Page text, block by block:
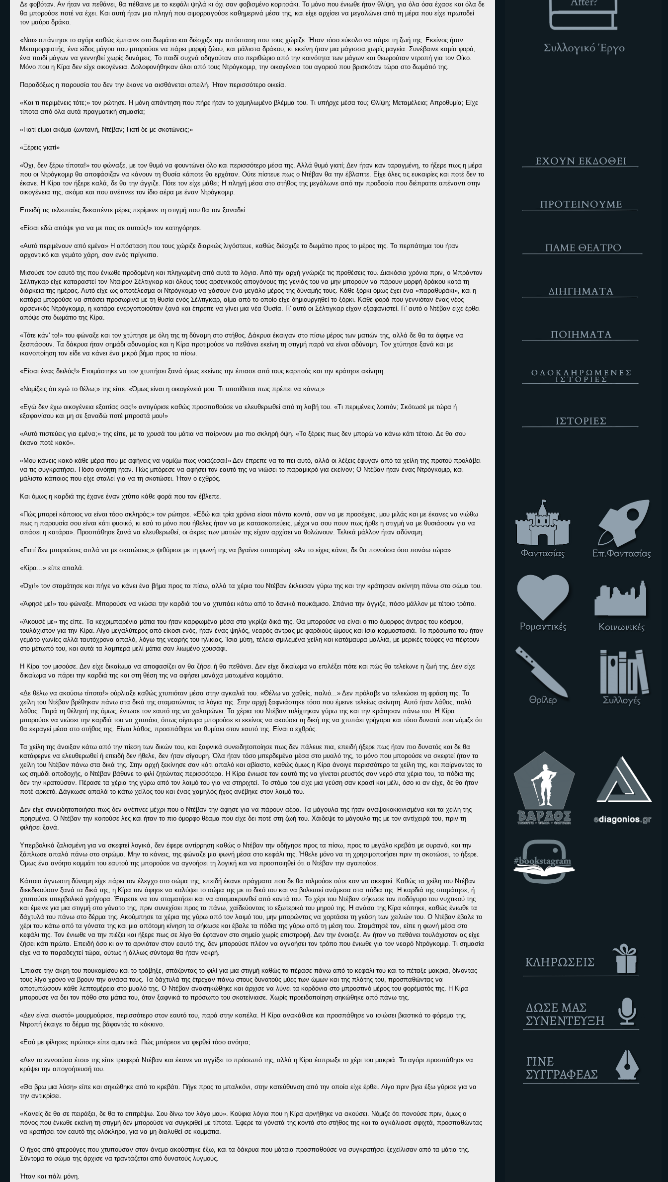
Δε φοβόταν. Αν ήταν να πεθάνει, θα πέθαινε με το κεφάλι ψηλά κι όχι σαν φοβισμένο κοριτσάκι. Το μόνο που ένιωθε ήταν θλίψη, για όλα όσα έχασε και όλα δε
θα μπορούσε ποτέ να έχει. Και αυτή ήταν μια πληγή που αιμορραγούσε καθημερινά μέσα της, και είχε αρχίσει να μεγαλώνει από τη μέρα που είχε πρωτοδεί
τον μαύρο δράκο.
«Ναι» απάντησε το αγόρι καθώς έμπαινε στο δωμάτιο και διέσχιζε την απόσταση που τους χώριζε. Ήταν τόσο εύκολο να πάρει τη ζωή της. Εκείνος ήταν
Μεταμορφιστής, ένα είδος μάγου που μπορούσε να πάρει μορφή ζώου, και μάλιστα δράκου, κι εκείνη ήταν μια μάγισσα χωρίς μαγεία. Συνέβαινε καμία φορά,
ένα παιδί μάγων να γεννηθεί χωρίς δυνάμεις. Το παιδί συχνά οδηγούταν στο περιθώριο από την κοινότητα των μάγων και θεωρούταν ντροπή για τον Οίκο.
Μόνο που η Κίρα δεν είχε οικογένεια. Δολοφονήθηκαν όλοι από τους Ντρόγκομιρ, την οικογένεια του αγοριού που βρισκόταν τώρα στο δωμάτιό της.
Παραδόξως η παρουσία του δεν την έκανε να αισθάνεται απειλή. Ήταν περισσότερο οικεία.
«Και τι περιμένεις τότε;» τον ρώτησε. Η μόνη απάντηση που πήρε ήταν το χαμηλωμένο βλέμμα του. Τι υπήρχε μέσα του; Θλίψη; Μεταμέλεια; Aπροθυμία; Είχε
τίποτα από όλα αυτά πραγματική σημασία;
«Γιατί είμαι ακόμα ζωντανή, Ντέβαν; Γιατί δε με σκοτώνεις;»
«Ξέρεις γιατί»
«Όχι, δεν ξέρω τίποτα!» του φώναξε, με τον θυμό να φουντώνει όλο και περισσότερο μέσα της. Αλλά θυμό γιατί; Δεν ήταν καν ταραγμένη, το ήξερε πως η μέρα
που οι Ντρόγκομιρ θα αποφάσιζαν να κάνουν τη Θυσία κάποτε θα ερχόταν. Ούτε πίστευε πως ο Ντέβαν θα την έβλαπτε. Είχε όλες τις ευκαιρίες και ποτέ δεν το
έκανε. Η Κίρα τον ήξερε καλά, δε θα την άγγιζε. Πότε τον είχε μάθει; Η πληγή μέσα στο στήθος της μεγάλωνε από την προδοσία που διέπραττε απέναντι στην
οικογένεια της, ακόμα και που ανέπνεε τον ίδιο αέρα με έναν Ντρόγκομιρ.
Επειδή τις τελευταίες δεκαπέντε μέρες περίμενε τη στιγμή που θα τον ξαναδεί.
«Είσαι εδώ απόψε για να με πας σε αυτούς!» τον κατηγόρησε.
«Αυτό περιμένουν από εμένα» Η απόσταση που τους χώριζε διαρκώς λιγόστευε, καθώς διέσχιζε το δωμάτιο προς το μέρος της. Το περπάτημα του ήταν
αρχοντικό και γεμάτο χάρη, σαν ενός πρίγκιπα.
Μισούσε τον εαυτό της που ένιωθε προδομένη και πληγωμένη από αυτά τα λόγια. Από την αρχή γνώριζε τις προθέσεις του. Διακόσια χρόνια πριν, ο Μπράντον
Σέλτιγκαρ είχε καταραστεί τον Νταίρον Σέλτιγκαρ και όλους τους αρσενικούς απογόνους της γενιάς του να μην μπορούν να πάρουν μορφή δράκου κατά τη
διάρκεια της ημέρας. Αυτό είχε ως αποτέλεσμα οι Ντρόγκομιρ να χάσουν ένα μεγάλο μέρος της δύναμής τους. Κάθε ξόρκι όμως έχει ένα «παραθυράκι», και η
κατάρα μπορούσε να σπάσει προσωρινά με τη θυσία ενός Σέλτιγκαρ, αίμα από το οποίο είχε δημιουργηθεί το ξόρκι. Κάθε φορά που γεννιόταν ένας νέος
αρσενικός Ντρόγκομιρ, η κατάρα ενεργοποιούταν ξανά και έπρεπε να γίνει μια νέα Θυσία. Γι' αυτό οι Σέλτιγκαρ είχαν εξαφανιστεί. Γι' αυτό ο Ντέβαν είχε έρθει
απόψε στο δωμάτιο της Κίρα.
«Τότε κάν' το!» του φώναξε και τον χτύπησε με όλη της τη δύναμη στο στήθος. Δάκρυα έκαιγαν στο πίσω μέρος των ματιών της, αλλά δε θα τα άφηνε να
ξεσπάσουν. Τα δάκρυα ήταν σημάδι αδυναμίας και η Κίρα προτιμούσε να πεθάνει εκείνη τη στιγμή παρά να είναι αδύναμη. Τον χτύπησε ξανά και με
ικανοποίηση τον είδε να κάνει ένα μικρό βήμα προς τα πίσω.
«Είσαι ένας δειλός!» Ετοιμάστηκε να τον χτυπήσει ξανά όμως εκείνος την έπιασε από τους καρπούς και την κράτησε ακίνητη.
«Νομίζεις ότι εγώ το θέλω;» της είπε. «Όμως είναι η οικογένειά μου. Τι υποτίθεται πως πρέπει να κάνω;»
«Εγώ δεν έχω οικογένεια εξαιτίας σας!» αντιγύρισε καθώς προσπαθούσε να ελευθερωθεί από τη λαβή του. «Τι περιμένεις λοιπόν; Σκότωσέ με τώρα ή
εξαφανίσου και μη σε ξαναδώ ποτέ μπροστά μου!»
«Αυτό πιστεύεις για εμένα;» της είπε, με τα χρυσά του μάτια να παίρνουν μια πιο σκληρή όψη. «Το ξέρεις πως δεν μπορώ να κάνω κάτι τέτοιο. Δε θα σου
έκανα ποτέ κακό».
«Μου κάνεις κακό κάθε μέρα που με αφήνεις να νομίζω πως νοιάζεσαι!» Δεν έπρεπε να το πει αυτό, αλλά οι λέξεις έφυγαν από τα χείλη της προτού προλάβει
να τις συγκρατήσει. Πόσο ανόητη ήταν. Πώς μπόρεσε να αφήσει τον εαυτό της να νιώσει το παραμικρό για εκείνον; Ο Ντέβαν ήταν ένας Ντρόγκομιρ, και
μάλιστα κάποιος που είχε σταλεί για να τη σκοτώσει. Ήταν ο εχθρός.
Και όμως η καρδιά της έχανε έναν χτύπο κάθε φορά που τον έβλεπε.
«Πώς μπορεί κάποιος να είναι τόσο σκληρός;» τον ρώτησε. «Εδώ και τρία χρόνια είσαι πάντα κοντά, σαν να με προσέχεις, μου μιλάς και με έκανες να νιώθω
πως η παρουσία σου είναι κάτι φυσικό, κι εσύ το μόνο που ήθελες ήταν να με κατασκοπεύεις, μέχρι να σου πουν πως ήρθε η στιγμή να με θυσιάσουν για να
σπάσει η κατάρα». Προσπάθησε ξανά να ελευθερωθεί, οι άκρες των ματιών της είχαν αρχίσει να θολώνουν. Τελικά μάλλον ήταν αδύναμη.
«Γιατί δεν μπορούσες απλά να με σκοτώσεις;» ψιθύρισε με τη φωνή της να βγαίνει σπασμένη. «Αν το είχες κάνει, δε θα πονούσα όσο πονάω τώρα»
«Κίρα...» είπε απαλά.
«Όχι!» τον σταμάτησε και πήγε να κάνει ένα βήμα προς τα πίσω, αλλά τα χέρια του Ντέβαν έκλεισαν γύρω της και την κράτησαν ακίνητη πάνω στο σώμα του.
«Άφησέ με!» του φώναξε. Μπορούσε να νιώσει την καρδιά του να χτυπάει κάτω από το δανικό πουκάμισο. Σπάνια την άγγιζε, πόσο μάλλον με τέτοιο τρόπο.
«Άκουσέ με» της είπε. Τα κεχριμπαρένια μάτια του ήταν καρφωμένα μέσα στα γκρίζα δικά της. Θα μπορούσε να είναι ο πιο όμορφος άντρας του κόσμου,
τουλάχιστον για την Κίρα. Λίγο μεγαλύτερος από είκοσι-ενός, ήταν ένας ψηλός, νεαρός άντρας με φαρδιούς ώμους και ίσια κορμοστασιά. Το πρόσωπο του ήταν
γεμάτο γωνίες αλλά ταυτόχρονα απαλό, λόγω της νεαρής του ηλικίας. Ίσια μύτη, τέλεια σμιλεμένα χείλη και κατάμαυρα μαλλιά, με μερικές τούφες να πέφτουν
στο μέτωπό του, και αυτά τα λαμπερά μελί μάτια σαν λιωμένο χρυσάφι.
Η Κίρα τον μισούσε. Δεν είχε δικαίωμα να αποφασίζει αν θα ζήσει ή θα πεθάνει. Δεν είχε δικαίωμα να επιλέξει πότε και πώς θα τελείωνε η ζωή της. Δεν είχε
δικαίωμα να πάρει την καρδιά της και στη θέση της να αφήσει μονάχα ματωμένα κομμάτια.
«Δε θέλω να ακούσω τίποτα!» ούρλιαξε καθώς χτυπιόταν μέσα στην αγκαλιά του. «Θέλω να χαθείς, παλιό...» Δεν πρόλαβε να τελειώσει τη φράση της. Τα
χείλη του Ντέβαν βρέθηκαν πάνω στα δικά της σταματώντας τα λόγια της. Στην αρχή ξαφνιάστηκε τόσο που έμεινε τελείως ακίνητη. Αυτό ήταν λάθος, πολύ
λάθος. Παρά τη θέλησή της όμως, ένιωσε τον εαυτό της να χαλαρώνει. Τα χέρια του Ντέβαν τυλίχτηκαν γύρω της και την κράτησαν πάνω του. Η Κίρα
μπορούσε να νιώσει την καρδιά του να χτυπάει, όπως σίγουρα μπορούσε κι εκείνος να ακούσει τη δική της να χτυπάει γρήγορα και τόσο δυνατά που νόμιζε ότι
θα εκραγεί μέσα στο στήθος της. Είναι λάθος, προσπάθησε να θυμίσει στον εαυτό της. Είναι ο εχθρός.
Τα χείλη της άνοιξαν κάτω από την πίεση των δικών του, και ξαφνικά συνειδητοποίησε πως δεν πάλευε πια, επειδή ήξερε πως ήταν πιο δυνατός και δε θα
κατάφερνε να ελευθερωθεί ή επειδή δεν ήθελε, δεν ήταν σίγουρη. Όλα ήταν τόσο μπερδεμένα μέσα στο μυαλό της, το μόνο που μπορούσε να σκεφτεί ήταν τα
χείλη του Ντέβαν πάνω στα δικά της. Στην αρχή ξεκίνησε σαν κάτι απαλό και αβίαστο, καθώς όμως η Κίρα άνοιγε περισσότερο τα χείλη της, και παίρνοντας το
ως σημάδι αποδοχής, ο Ντέβαν βάθυνε το φιλί ζητώντας περισσότερα. Η Κίρα ένιωσε τον εαυτό της να γίνεται ρευστός σαν νερό στα χέρια του, τα πόδια της
δεν την κρατούσαν. Πέρασε τα χέρια της γύρω από τον λαιμό του για να στηριχτεί. Το στόμα του είχε μια γεύση σαν κρασί και μέλι, όσο κι αν είχε, δε θα ήταν
ποτέ αρκετό. Δάγκωσε απαλά το κάτω χείλος του και ένας χαμηλός ήχος ανέβηκε στον λαιμό του.
Δεν είχε συνειδητοποιήσει πως δεν ανέπνεε μέχρι που ο Ντέβαν την άφησε για να πάρουν αέρα. Τα μάγουλα της ήταν αναψοκοκκινισμένα και τα χείλη της
πρησμένα. Ο Ντέβαν την κοιτούσε λες και ήταν το πιο όμορφο θέαμα που είχε δει ποτέ στη ζωή του. Χάιδεψε το μάγουλο της με τον αντίχειρά του, πριν τη
φιλήσει ξανά.
Υπερβολικά ζαλισμένη για να σκεφτεί λογικά, δεν έφερε αντίρρηση καθώς ο Ντέβαν την οδήγησε προς τα πίσω, προς το μεγάλο κρεβάτι με ουρανό, και την
ξάπλωσε απαλά πάνω στο στρώμα. Μην το κάνεις, της φώναζε μια φωνή μέσα στο κεφάλι της. Ήθελε μόνο να τη χρησιμοποιήσει πριν τη σκοτώσει, το ήξερε.
Όμως ένα ανόητο κομμάτι του εαυτού της μπορούσε να αγνοήσει τη λογική και να προσποιηθεί ότι ο Ντέβαν την αγαπούσε.
Κάποια άγνωστη δύναμη είχε πάρει τον έλεγχο στο σώμα της, επειδή έκανε πράγματα που δε θα τολμούσε ούτε καν να σκεφτεί. Καθώς τα χείλη του Ντέβαν
διεκδικούσαν ξανά τα δικά της, η Κίρα τον άφησε να καλύψει το σώμα της με το δικό του και να βολευτεί ανάμεσα στα πόδια της. Η καρδιά της σταμάτησε, ή
χτυπούσε υπερβολικά γρήγορα. Έπρεπε να τον σταματήσει και να απομακρυνθεί από κοντά του. Το χέρι του Ντέβαν σήκωσε τον ποδόγυρο του νυχτικού της
και έμεινε για μια στιγμή στο γόνατο της, πριν συνεχίσει προς τα πάνω, χαϊδεύοντας το εξωτερικό του μηρού της. Η ανάσα της Κίρα κόπηκε, καθώς ένιωθε τα
δάχτυλά του πάνω στο δέρμα της. Ακούμπησε τα χέρια της γύρω από τον λαιμό του, μην μπορώντας να χορτάσει τη γεύση των χειλιών του. Ο Ντέβαν έβαλε το
χέρι του κάτω από τα γόνατα της και μια απότομη κίνηση τα σήκωσε και έβαλε τα πόδια της γύρω από τη μέση του. Σταμάτησέ τον, είπε η φωνή μέσα στο
κεφάλι της. Τον ένιωθε να την πιέζει και ήξερε πως σε λίγο θα έφταναν στο σημείο χωρίς επιστροφή. Δεν την ένοιαζε. Αν ήταν να πεθάνει τουλάχιστον ας είχε
ζήσει κάτι πρώτα. Επειδή όσο κι αν το αρνιόταν στον εαυτό της, δεν μπορούσε πλέον να αγνοήσει τον τρόπο που ένιωθε για τον νεαρό Ντρόγκομιρ. Τι σημασία
είχε να το παραδεχτεί τώρα, ούτως ή άλλως σύντομα θα ήταν νεκρή.
Έπιασε την άκρη του πουκαμίσου και το τράβηξε, σπάζοντας το φιλί για μια στιγμή καθώς το πέρασε πάνω από το κεφάλι του και το πέταξε μακριά, δίνοντας
τους λίγο χρόνο να βρουν την ανάσα τους. Τα δάχτυλά της έτρεχαν πάνω στους δυνατούς μύες των ώμων και της πλάτης του, προσπαθώντας να
αποτυπώσουν κάθε λεπτομέρεια στο μυαλό της. Ο Ντέβαν ανασηκώθηκε και άρχισε να λύνει τα κορδόνια στο μπροστινό μέρος του φορέματός της. Η Κίρα
μπορούσε να δει τον πόθο στα μάτια του, όταν ξαφνικά το πρόσωπο του σκοτείνιασε. Χωρίς προειδοποίηση σηκώθηκε από πάνω της.
«Δεν είναι σωστό» μουρμούρισε, περισσότερο στον εαυτό του, παρά στην κοπέλα. Η Κίρα ανακάθισε και προσπάθησε να ισιώσει βιαστικά το φόρεμα της.
Ντροπή έκαιγε το δέρμα της βάφοντάς το κόκκινο.
«Εσύ με φίλησες πρώτος» είπε αμυντικά. Πώς μπόρεσε να φερθεί τόσο ανόητα;
«Δεν το εννοούσα έτσι» της είπε τρυφερά Ντέβαν και έκανε να αγγίξει το πρόσωπό της, αλλά η Κίρα έσπρωξε το χέρι του μακριά. Το αγόρι προσπάθησε να
κρύψει την απογοήτευσή του.
«Θα βρω μια λύση» είπε και σηκώθηκε από το κρεβάτι. Πήγε προς το μπαλκόνι, στην κατεύθυνση από την οποία είχε έρθει. Λίγο πριν βγει έξω γύρισε για να
την αντικρίσει.
«Κανείς δε θα σε πειράξει, δε θα το επιτρέψω. Σου δίνω τον λόγο μου». Κούφια λόγια που η Κίρα αρνήθηκε να ακούσει. Νόμιζε ότι πονούσε πριν, όμως ο
πόνος που ένιωθε εκείνη τη στιγμή δεν μπορούσε να συγκριθεί με τίποτα. Έφερε τα γόνατά της κοντά στο στήθος της και τα αγκάλιασε σφιχτά, προσπαθώντας
να κρατήσει τον εαυτό της ολόκληρο, για να μη διαλυθεί σε κομμάτια.
Ο ήχος από φτερούγες που χτυπούσαν στον άνεμο ακούστηκε έξω, και τα δάκρυα που μάταια προσπαθούσε να συγκρατήσει ξεχείλισαν από τα μάτια της.
Σύντομα το σώμα της άρχισε να τραντάζεται από δυνατούς λυγμούς.
Ήταν και πάλι μόνη.